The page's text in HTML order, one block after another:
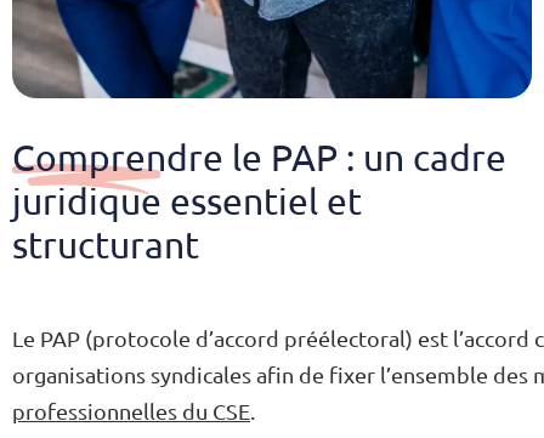
Comprendre le PAP : un cadre
juridique essentiel et
structurant
Le PAP (protocole d’accord préélectoral) est
organisations syndicales afin de fixer l’ensemble des
professionnelles du CSE.